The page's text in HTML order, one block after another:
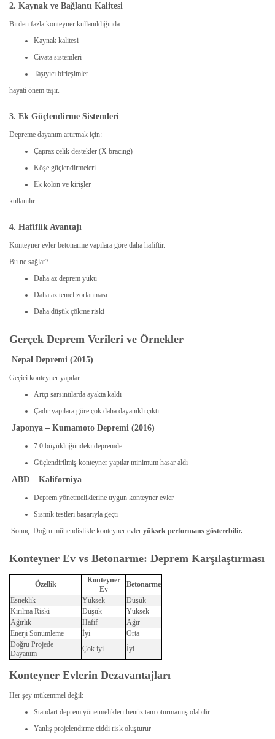
2. Kaynak ve Bağlantı Kalitesi
Birden fazla konteyner kullanıldığında:
Kaynak kalitesi
Civata sistemleri
Taşıyıcı birleşimler
hayati önem taşır.
3. Ek Güçlendirme Sistemleri
Depreme dayanım artırmak için:
Çapraz çelik destekler (X bracing)
Köşe güçlendirmeleri
Ek kolon ve kirişler
kullanılır.
4. Hafiflik Avantajı
Konteyner evler betonarme yapılara göre daha hafiftir.
Bu ne sağlar?
Daha az deprem yükü
Daha az temel zorlanması
Daha düşük çökme riski
Gerçek Deprem Verileri ve Örnekler
Nepal Depremi (2015)
Geçici konteyner yapılar:
Artçı sarsıntılarda ayakta kaldı
Çadır yapılara göre çok daha dayanıklı çıktı
Japonya – Kumamoto Depremi (2016)
7.0 büyüklüğündeki depremde
Güçlendirilmiş konteyner yapılar minimum hasar aldı
ABD – Kaliforniya
Deprem yönetmeliklerine uygun konteyner evler
Sismik testleri başarıyla geçti
Sonuç: Doğru mühendislikle konteyner evler yüksek performans gösterebilir.
Konteyner Ev vs Betonarme: Deprem Karşılaştırması
Özellik
Konteyner
Ev
Betonarme
Esneklik
Yüksek
Düşük
Kırılma Riski
Düşük
Yüksek
Ağırlık
Hafif
Ağır
Enerji Sönümleme
İyi
Orta
Doğru Projede
Dayanım
Çok iyi İyi
Konteyner Evlerin Dezavantajları
Her şey mükemmel değil:
Standart deprem yönetmelikleri henüz tam oturmamış olabilir
Yanlış projelendirme ciddi risk oluşturur